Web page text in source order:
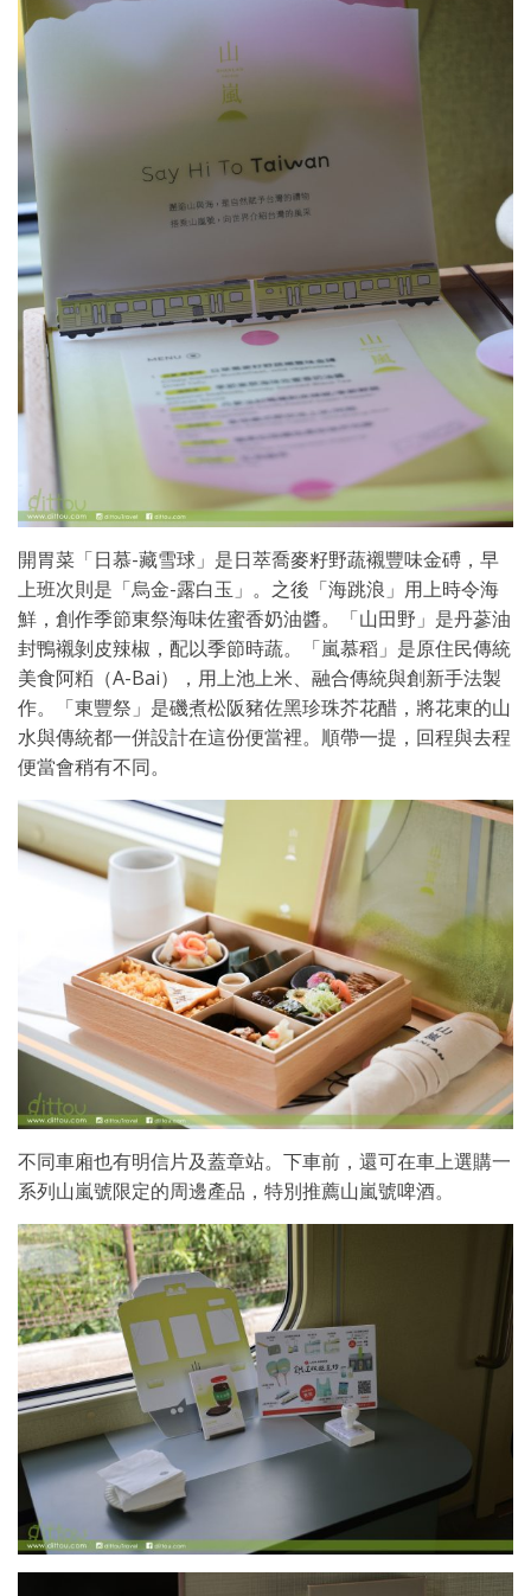
開胃菜「日慕-藏雪球」是日萃喬麥籽野蔬襯豐味金磗，早
上班次則是「烏金-露白玉」。之後「海跳浪」用上時令海
鮮，創作季節東祭海味佐蜜香奶油醬。「山田野」是丹蔘油
封鴨襯剝皮辣椒，配以季節時蔬。「嵐慕稻」是原住民傳統
美食阿粨（A-Bai），用上池上米、融合傳統與創新手法製
作。「東豐祭」是磯煮松阪豬佐黑珍珠芥花醋，將花東的山
水與傳統都一併設計在這份便當裡。順帶一提，回程與去程
便當會稍有不同。
不同車廂也有明信片及蓋章站。下車前，還可在車上選購一
系列山嵐號限定的周邊產品，特別推薦山嵐號啤酒。